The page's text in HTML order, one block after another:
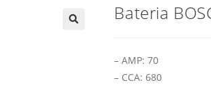
Bateria
– AMP: 70
– CCA: 680